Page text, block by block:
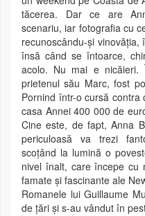
tăcerea. Dar ce are
scenariu, iar fotografia cu
recunoscându-și
însă când se întoarce,
acolo. Nu mai e nicăieri.
prietenul său Marc, fost
Pornind într-o cursă
casa Annei 400 000 de
Cine este, de fapt, Anna
periculoasă va trezi
scoțând la lumină o
nivel înalt, care începe cu
famate și fascinante ale
Romanele lui Guillaume
de țări și s-au vândut în